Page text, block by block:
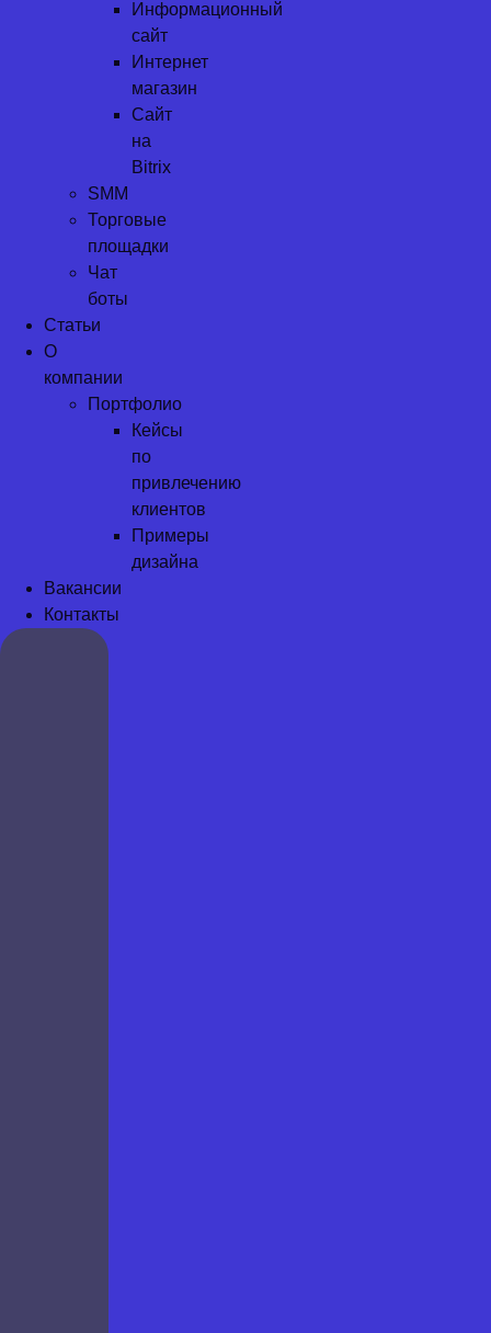
Информационный
сайт
Интернет
магазин
Сайт
на
Bitrix
SMM
Торговые
площадки
Чат
боты
Статьи
О
компании
Портфолио
Кейсы
по
привлечению
клиентов
Примеры
дизайна
Вакансии
Контакты